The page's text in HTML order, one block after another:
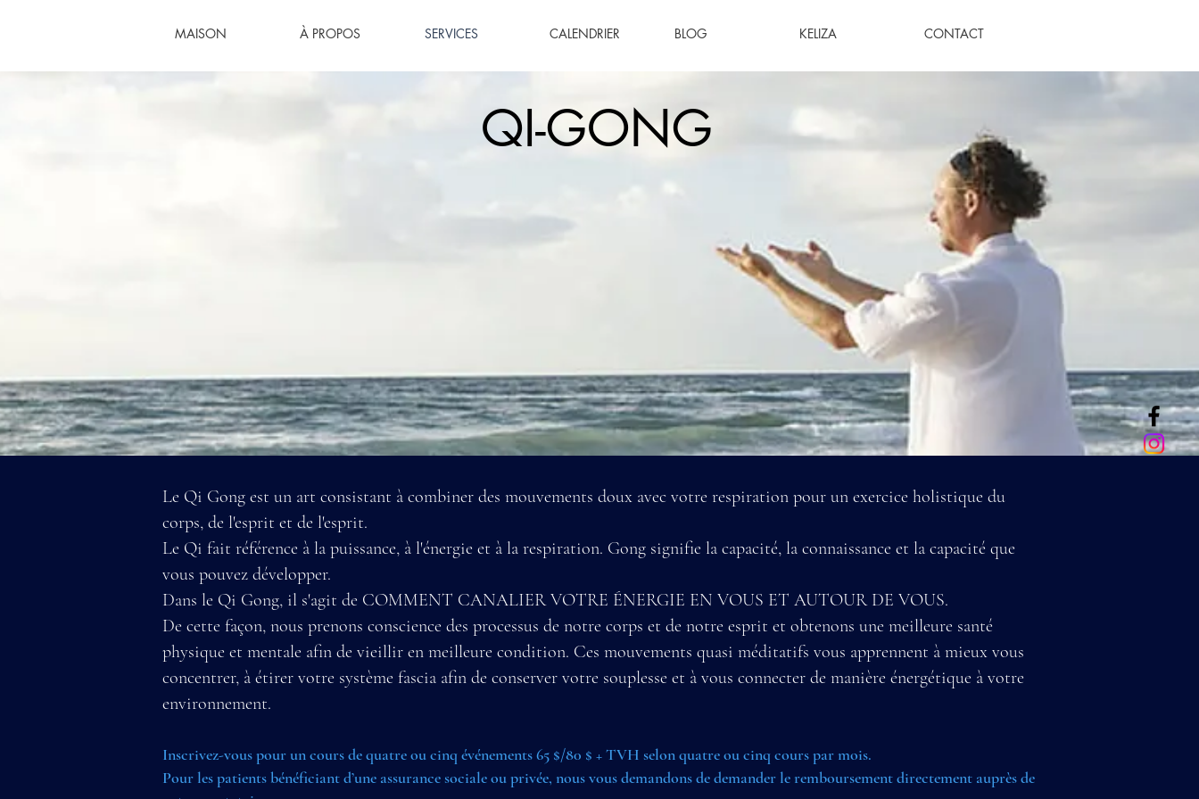
MAISON À PROPOS SERVICES CALENDRIER BLOG KELIZA CONTACT
QI-GONG
Le Qi Gong est un art consistant à combiner des mouvements doux avec votre respiration pour un exercice holistique du
corps, de l'esprit et de l'esprit.
Le Qi fait référence à la puissance, à l'énergie et à la respiration. Gong signifie la capacité, la connaissance et la capacité que
vous pouvez développer.
Dans le Qi Gong, il s'agit de COMMENT CANALIER VOTRE ÉNERGIE EN VOUS ET AUTOUR DE VOUS.
De cette façon, nous prenons conscience des processus de notre corps et de notre esprit et obtenons une meilleure santé
physique et mentale afin de vieillir en meilleure condition. Ces mouvements quasi méditatifs vous apprennent à mieux vous
concentrer, à étirer votre système fascia afin de conserver votre souplesse et à vous connecter de manière énergétique à votre
environnement.
Inscrivez-vous pour un cours de quatre ou cinq événements 65 $/80 $ + TVH selon quatre ou cinq cours par mois.
Pour les patients bénéficiant d’une assurance sociale ou privée, nous vous demandons de demander le remboursement directement auprès de